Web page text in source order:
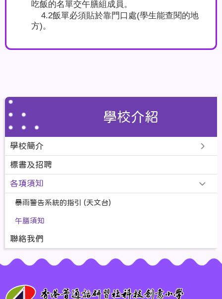
吃飯的名單交午膳組成員。
4.2飯單必須貼於靠門口處(學生能查閱的地
方)。
學校介紹
學校簡介
標書及招聘
各項須知
暴雨警告系統的指引 (天文台)
午膳須知
聯絡我們